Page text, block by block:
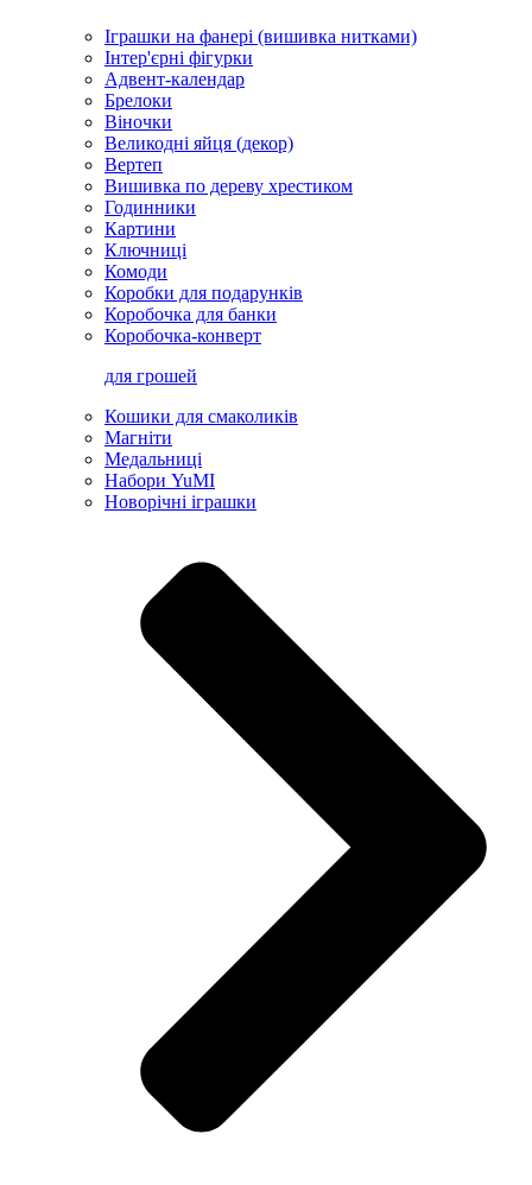
Іграшки на фанері (вишивка нитками)
Інтер'єрні фігурки
Адвент-календар
Брелоки
Віночки
Великодні яйця (декор)
Вертеп
Вишивка по дереву хрестиком
Годинники
Картини
Ключниці
Комоди
Коробки для подарунків
Коробочка для банки
Коробочка-конверт
для грошей
Кошики для смаколиків
Магніти
Медальниці
Набори YuMI
Новорічні іграшки